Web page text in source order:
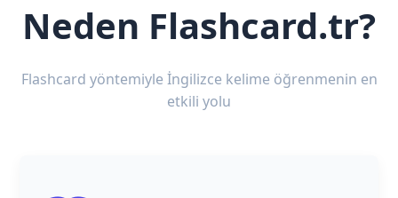
Neden Flashcard.tr?
Flashcard yöntemiyle İngilizce kelime öğrenmenin en
etkili yolu